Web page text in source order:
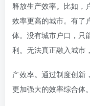
释放生产效率。比如，
效率更高的城市。有了
体。没有城市户口，只
利。无法真正融入城市
产效率。通过制度创新
更加强大的效率综合体。